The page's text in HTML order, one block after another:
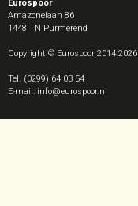
Eurospoor
Amazonelaan 86
1448 TN Purmerend
Copyright © Eurospoor 2014 2026
Tel. (0299) 64 03 54
E-mail: info@eurospoor.nl